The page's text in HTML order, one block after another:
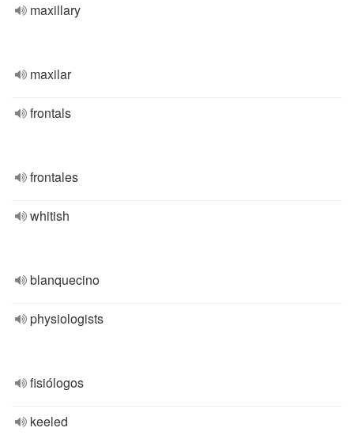
maxillary
maxilar
frontals
frontales
whitish
blanquecino
physiologists
fisiólogos
keeled